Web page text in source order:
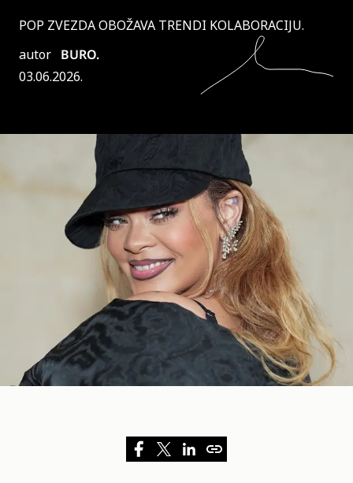
POP ZVEZDA OBOŽAVA TRENDI KOLABORACIJU.
autor BURO.
03.06.2026.